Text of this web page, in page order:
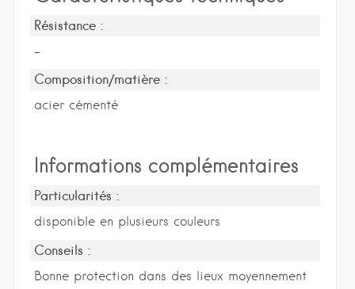
Résistance :
-
Composition/matière :
acier cémenté
Informations complémentaires
Particularités :
disponible en plusieurs couleurs
Conseils :
Bonne protection dans des lieux moyennement